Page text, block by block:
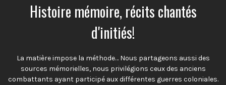
Histoire mémoire, récits chantés
d'initiés!
La matière impose la méthode… Nous partageons aussi des
sources mémorielles, nous privilégions ceux des anciens
combattants ayant participé aux différentes guerres coloniales.